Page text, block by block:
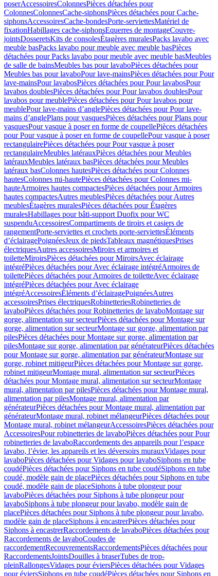
poserAccessoiresColonnesPièces détachées pour
ColonnesColonnesCache-siphonsPièces détachées pour Cache-
siphonsAccessoiresCache-bondesPorte-serviettesMatériel de
fixationHabillages cache-siphonsEquerres de montageCouvre-
jointsDosseretsKits de consolesÉtagères muralesPacks lavabo avec
meuble basPacks lavabo pour meuble avec meuble basPièces
détachées pour Packs lavabo pour meuble avec meuble basMeubles
de salle de bainsMeubles bas pour lavaboPièces détachées pour
Meubles bas pour lavaboPour lave-mainsPièces détachées pour Pour
lave-mainsPour lavabosPièces détachées pour Pour lavabosPour
lavabos doublesPièces détachées pour Pour lavabos doublesPour
lavabos pour meublePièces détachées pour Pour lavabos pour
meublePour lave-mains d’anglePièces détachées pour Pour lave-
mains d’anglePlans pour vasquesPièces détachées pour Plans pour
vasquesPour vasque à poser en forme de coupellePièces détachées
pour Pour vasque à poser en forme de coupellePour vasque à poser
rectangulairePièces détachées pour Pour vasque à poser
rectangulaireMeubles latérauxPièces détachées pour Meubles
latérauxMeubles latéraux basPièces détachées pour Meubles
latéraux basColonnes hautesPièces détachées pour Colonnes
hautesColonnes mi-hautePièces détachées pour Colonnes mi-
hauteArmoires hautes compactesPièces détachées pour Armoires
hautes compactesAutres meublesPièces détachées pour Autres
meublesÉtagères muralesPièces détachées pour Étagères
muralesHabillages pour bâti-support Duofix pour WC
suspenduAccessoiresCompartiments de tiroirs et casiers de
rangementPorte-serviettes et crochets porte-serviettesÉléments
d’éclairagePoignéesJeux de piedsTableaux magnétiquesPrises
électriquesAutres accessoiresMiroirs et armoires et
toiletteMiroirsPièces détachées pour MiroirsAvec éclairage
intégréPièces détachées pour Avec éclairage intégréArmoires de
toilettePièces détachées pour Armoires de toiletteAvec éclairage
intégréPièces détachées pour Avec éclairage
intégréAccessoiresÉléments d’éclairagePoignéesAutres
accessoiresPrises électriquesRobinetteriesRobinetteries de
lavaboPièces détachées pour Robinetteries de lavaboMontage sur
gorge, alimentation sur secteurPièces détachées pour Montage sur
gorge, alimentation sur secteurMontage sur gorge, alimentation par
pilesPièces détachées pour Montage sur gorge, alimentation par
pilesMontage sur gorge, alimentation par générateurPièces détachées
pour Montage sur gorge, alimentation par générateurMontage sur
gorge, robinet mitigeurPièces détachées pour Montage sur gorge,
robinet mitigeurMontage mural, alimentation sur secteurPièces
détachées pour Montage mural, alimentation sur secteurMontage
mural, alimentation par pilesPièces détachées pour Montage mural,
alimentation par pilesMontage mural, alimentation par
générateurPièces détachées pour Montage mural, alimentation par
générateurMontage mural, robinet mélangeurPièces détachées pour
Montage mural, robinet mélangeurAccessoiresPièces détachées pour
AccessoiresPour robinetteries de lavaboPièces détachées pour Pour
robinetteries de lavaboRaccordements des appareils pour l’espace
lavabo, l’évier, les appareils et les déversoirs murauxVidages pour
lavaboPièces détachées pour Vidages pour lavaboSiphons en tube
coudéPièces détachées pour Siphons en tube coudéSiphons en tube
coudé, modèle gain de placePièces détachées pour Siphons en tube
coudé, modèle gain de placeSiphons à tube plongeur pour
lavaboPièces détachées pour Siphons à tube plongeur pour
lavaboSiphons à tube plongeur pour lavabo, modèle gain de
placePièces détachées pour Siphons à tube plongeur pour lavabo,
modèle gain de placeSiphons à encastrerPièces détachées pour
Siphons à encastrerRaccordements de lavaboPièces détachées pour
Raccordements de lavaboCoudes de
raccordementRecouvrementsRaccordementsPièces détachées pour
RaccordementsJointsDouilles à braserTubes de trop-
pleinRallongesVidages pour éviersPièces détachées pour Vidages
pour éviersSiphons en tube coudéPièces détachées pour Siphons en